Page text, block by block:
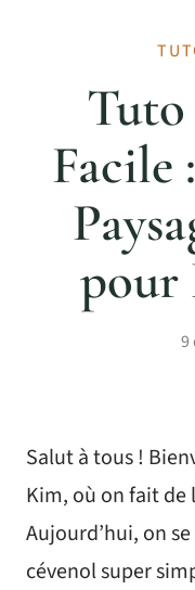
Facile
pour
9
Salut à tous !
Kim, où on fait de
Aujourd’hui, on
cévenol super